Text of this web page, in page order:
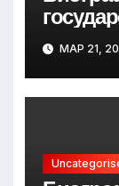
Андрея
доМАР 21,